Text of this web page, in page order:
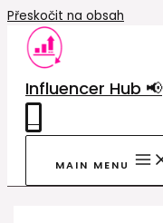
Přeskočit na obsah
Influencer Hub 📢
MAIN MENU